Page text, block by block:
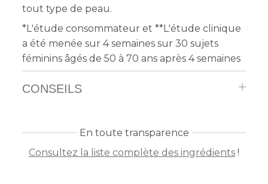
tout type de peau.
*L'étude consommateur et **L'étude clinique
a été menée sur 4 semaines sur 30 sujets
féminins âgés de 50 à 70 ans après 4 semaines
CONSEILS
En toute transparence
Consultez la liste complète des ingrédients !